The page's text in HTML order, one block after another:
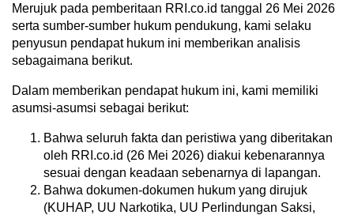
Merujuk pada pemberitaan RRI.co.id tanggal 26 Mei 2026
serta sumber-sumber hukum pendukung, kami selaku
penyusun pendapat hukum ini memberikan analisis
sebagaimana berikut.
Dalam memberikan pendapat hukum ini, kami memiliki
asumsi-asumsi sebagai berikut:
Bahwa seluruh fakta dan peristiwa yang diberitakan
oleh RRI.co.id (26 Mei 2026) diakui kebenarannya
sesuai dengan keadaan sebenarnya di lapangan.
Bahwa dokumen-dokumen hukum yang dirujuk
(KUHAP, UU Narkotika, UU Perlindungan Saksi,